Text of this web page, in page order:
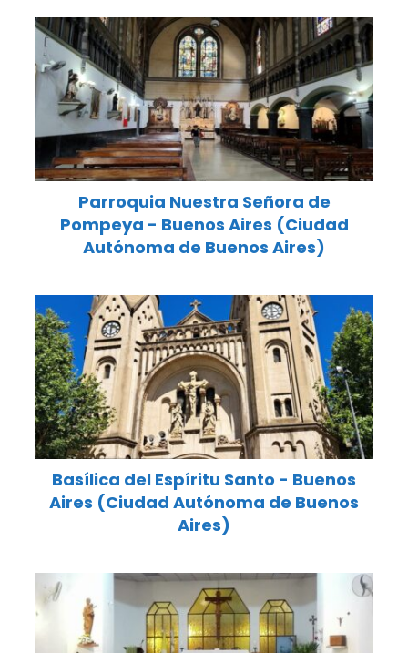
Parroquia Nuestra Señora de
Pompeya - Buenos Aires (Ciudad
Autónoma de Buenos Aires)
Basílica del Espíritu Santo - Buenos
Aires (Ciudad Autónoma de Buenos
Aires)